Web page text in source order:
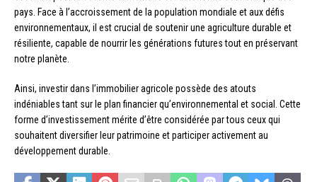
pays. Face à l’accroissement de la population mondiale et aux défis
environnementaux, il est crucial de soutenir une agriculture durable et
résiliente, capable de nourrir les générations futures tout en préservant
notre planète.
Ainsi, investir dans l’immobilier agricole possède des atouts
indéniables tant sur le plan financier qu’environnemental et social. Cette
forme d’investissement mérite d’être considérée par tous ceux qui
souhaitent diversifier leur patrimoine et participer activement au
développement durable.